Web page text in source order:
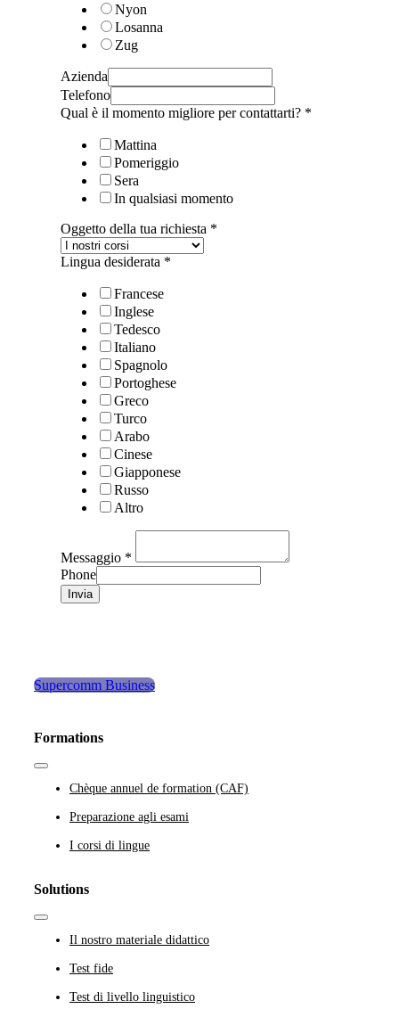
Nyon
Losanna
Zug
Azienda
Telefono
Qual è il momento migliore per contattarti? *
Mattina
Pomeriggio
Sera
In qualsiasi momento
Oggetto della tua richiesta *
Lingua desiderata *
Francese
Inglese
Tedesco
Italiano
Spagnolo
Portoghese
Greco
Turco
Arabo
Cinese
Giapponese
Russo
Altro
Messaggio *
Phone
Invia
Supercomm Business
Formations
Toggle
NavigationChèque annuel de formation (CAF)
Preparazione agli esami
I corsi di lingue
Solutions
Toggle
NavigationIl nostro materiale didattico
Test fide
Test di livello linguistico